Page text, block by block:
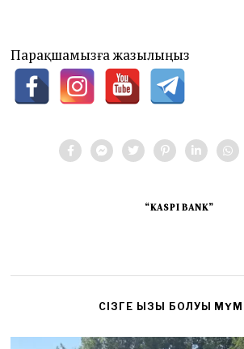
Парақшамызға жазылыңыз
“KASPI BANK”
CІЗГЕ ҚЫЗЫҚ БОЛУЫ